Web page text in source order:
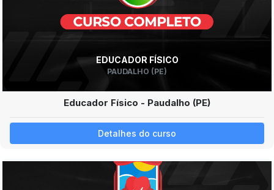
EDUCADOR FÍSICO
PAUDALHO (PE)
Educador Físico - Paudalho (PE)
Detalhes do curso